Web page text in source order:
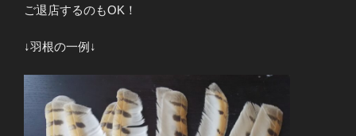
ご退店するのもOK！
↓羽根の一例↓